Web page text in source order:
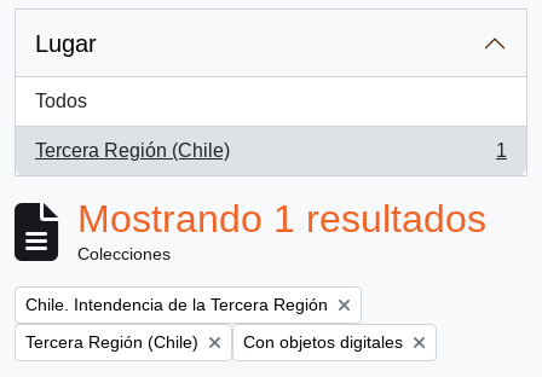
Lugar
Todos
Tercera Región (Chile)
, 1 resultados
1
Mostrando 1 resultados
Colecciones
Remove filter:
Chile. Intendencia de la Tercera Región
Remove filter:
Tercera Región (Chile) Remove filter:
Con objetos digitales